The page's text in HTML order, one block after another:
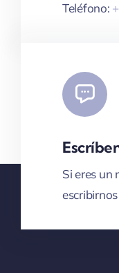
Teléfono:
Si eres un